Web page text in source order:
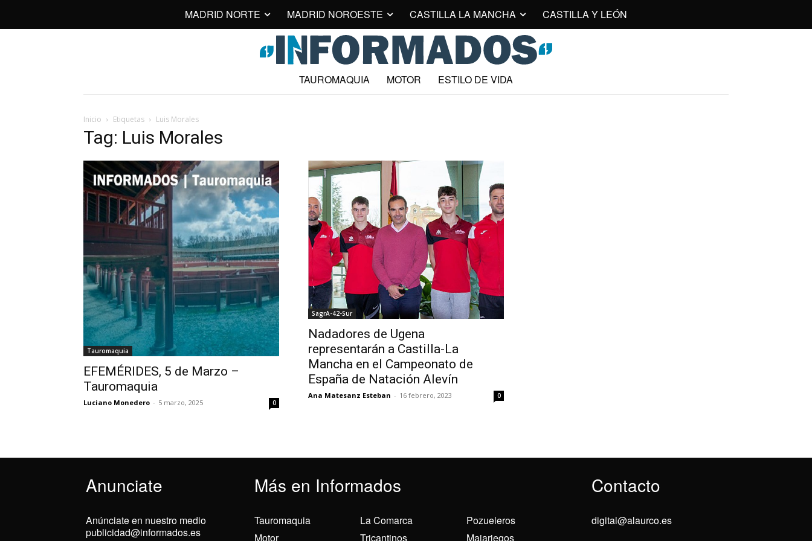
MADRID NORTE MADRID NOROESTE CASTILLA LA MANCHA CASTILLA Y LEÓN
TAUROMAQUIA MOTOR ESTILO DE VIDA
Inicio Etiquetas Luis Morales
Tag: Luis Morales
Tauromaquia
EFEMÉRIDES, 5 de Marzo –
Tauromaquia
Luciano Monedero - 5 marzo, 2025 0
SagrA-42-Sur
Nadadores de Ugena
representarán a Castilla-La
Mancha en el Campeonato de
España de Natación Alevín
Ana Matesanz Esteban - 16 febrero, 2023 0
Anunciate Más en Informados Contacto
Anúnciate en nuestro medio
publicidad@informados.es
Tauromaquia
Motor
La Comarca
Tricantinos
Pozueleros
Majariegos
digital@alaurco.es